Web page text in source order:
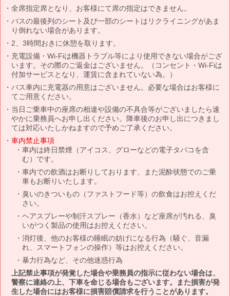
全席指定席となり、お客様にて席の指定はできません。
バスの最後列のシート及び一部のシートはリクライニングがあま
り倒れない場合があります。
2、3時間おきに休憩を取ります。
充電設備・Wi-Fiは機器トラブル等により使用できない場合がござ
います。その際のご返金はございません。（コンセント・Wi-Fiは
付加サービスとなり、運賃に含まれていない為。）
バス車内に充電器の用意はございません。必要な場合はお客様に
てご用意ください。
当日ご乗車中の座席の相違や設備の不具合等がございましたら速
やかに乗務員へお申し出ください。降車後のお申し出につきまし
ては対応いたしかねますので予めご了承ください。
車内禁止事項
車内は終日禁煙（アイコス、グローなどの電子タバコを含
む）です。
車内での飲酒はお断りしております、また泥酔状態でのご乗
車もお断りいたします。
臭いのきついもの（ファストフード等）の飲食はお控えくだ
さい。
ヘアスプレーや制汗スプレー（香水）など座席が汚れる、臭
いがつく製品の使用はお控えください。
消灯後、他のお客様の睡眠の妨げになる行為（騒ぐ、音漏
れ、スマートフォンの操作）等はお控えください。
暴力行為など、その他迷惑行為
上記禁止事項が発覚した場合や乗務員の指示に従わない場合は、
警察に連絡の上、下車を命じる場合もございます。また損害が発
生した場合にはお客様に損害賠償請求を行うことがあります。